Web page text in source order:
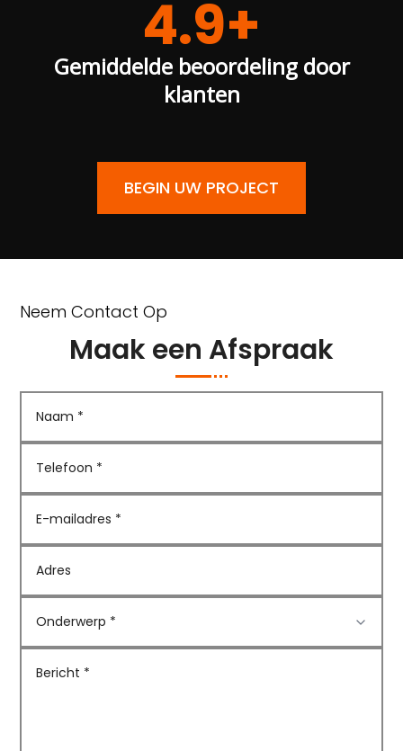
4.9+
Gemiddelde beoordeling door
klanten
BEGIN UW PROJECT
Neem Contact Op
Maak een Afspraak